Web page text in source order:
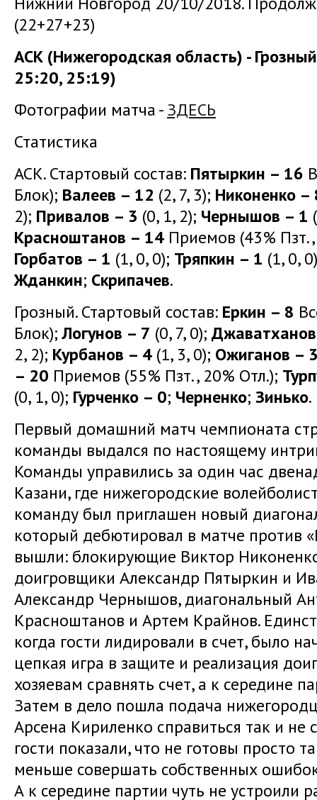
(22+27+23)
АСК (Нижегородская область) -
25:20, 25:19)
Фотографии матча -ЗДЕСЬ
Статистика
АСК. Стартовый состав: Пятыркин – 16
Блок); Валеев – 12 (2, 7, 3); Никоненко –
2); Привалов – 3 (0, 1, 2); Чернышов – 1
Красноштанов – 14 Приемов (43%
Горбатов – 1 (1, 0, 0); Тряпкин – 1 (1, 0,
Жданкин; Скрипачев.
Грозный. Стартовый состав: Еркин – 8
Блок);Логунов – 7 (0, 7, 0);
2, 2); Курбанов – 4 (1, 3, 0); Ожиганов –
– 20 Приемов (55% Пзт., 20% Отл.);
(0, 1, 0); Гурченко – 0; Черненко; Зинько.
Первый домашний матч чемпионата
команды выдался по настоящему
Команды управились за один час
Казани, где нижегородские
команду был приглашен новый
который дебютировал в матче против
вышли: блокирующие Виктор
доигровщики Александр Пятыркин и
Александр Чернышов, диагональный
Красноштанов и Артем Крайнов.
когда гости лидировали в счет, было
цепкая игра в защите и реализация
хозяевам сравнять счет, а к середине
Затем в дело пошла подача
Арсена Кириленко справиться так и не
гости показали, что не готовы просто
меньше совершать собственных
А к середине партии чуть не устроили